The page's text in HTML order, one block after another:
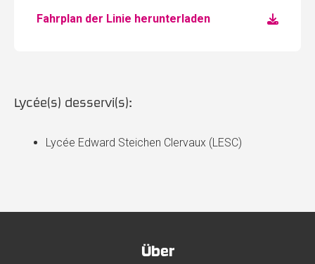
Fahrplan der Linie herunterladen
Lycée(s) desservi(s):
Lycée Edward Steichen Clervaux (LESC)
Über